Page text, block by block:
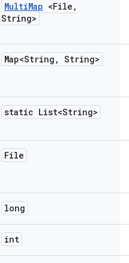
MultiMap <File ,
String>
Map<String , String>
static List<String>
File
long
int